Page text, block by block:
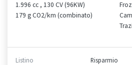
1.996 cc , 130 CV (96KW)
179 g CO2/km (combinato)
Listino Risparmio